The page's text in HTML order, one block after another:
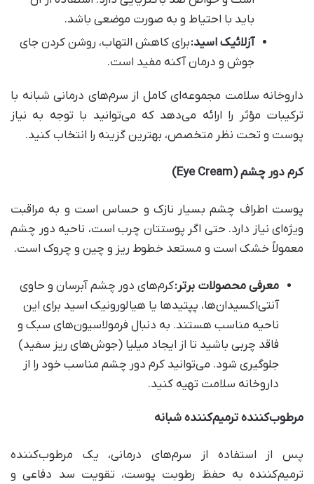
باید با احتیاط و به صورت موضعی باشد.
آزلائیک اسید:برای کاهش التهاب، روشن کردن جای
جوش و درمان آکنه مفید است.
داروخانه سلامت مجموعه‌ای کامل از سرم‌های درمانی شبانه با
ترکیبات مؤثر را ارائه می‌دهد که می‌توانید با توجه به نیاز
پوست و تحت نظر متخصص، بهترین گزینه را انتخاب کنید.
کرم دور چشم(Eye Cream)
پوست اطراف چشم بسیار نازک و حساس است و به مراقبت
ویژه‌ای نیاز دارد. حتی اگر پوستتان چرب است، ناحیه دور چشم
معمولاً خشک است و مستعد خطوط ریز و چین و چروک است.
معرفی محصولات برتر:کرم‌های دور چشم آبرسان و حاوی
آنتی‌اکسیدان‌ها، پپتیدها یا هیالورونیک اسید برای این
ناحیه مناسب هستند. به دنبال فرمولاسیون‌های سبک و
فاقد چربی باشید تا از ایجاد میلیا (جوش‌های ریز سفید)
جلوگیری شود. می‌توانید کرم دور چشم مناسب خود را از
داروخانه سلامت تهیه کنید.
مرطوب‌کننده ترمیم‌کننده شبانه
پس از استفاده از سرم‌های درمانی، یک مرطوب‌کننده
ترمیم‌کننده به حفظ رطوبت پوست، تقویت سد دفاعی و